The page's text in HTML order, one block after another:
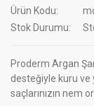
Ürün Kodu:
Stok Durumu:
Proderm Argan
desteğiyle kuru ve
saçlarınızın nem